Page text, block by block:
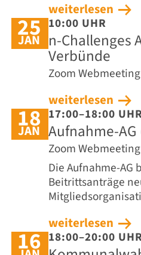
weiterlesen
25
JAN
10:00 UHR
n-Challenges
Verbünde
Zoom Webmeeting
weiterlesen
18
JAN
17:00–18:00
Aufnahme-
Zoom Webmeeting
Die Aufnahme-AG
Beitrittsanträge
weiterlesen
16 18:00–20:00